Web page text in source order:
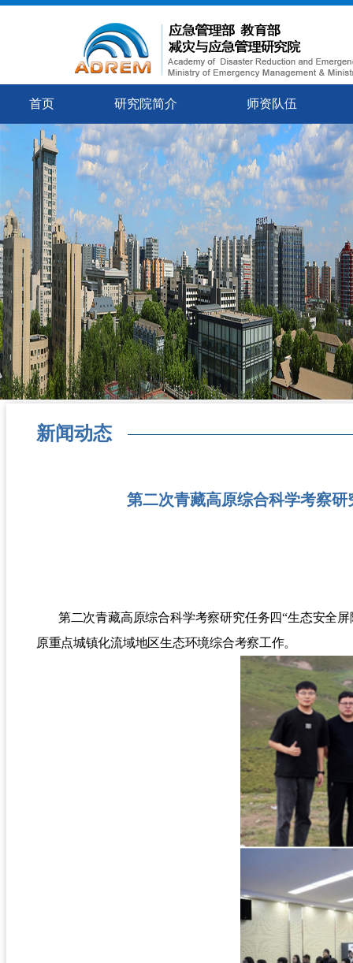
首页 研究院简介 师资队伍
新闻动态
第二次青藏高原综合科学考察
第二次青藏高原综合科学考察研究任务四“生态安全
原重点城镇化流域地区生态环境综合考察工作。